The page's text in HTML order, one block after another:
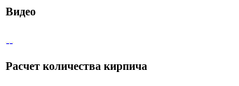
Видео
Расчет количества кирпича